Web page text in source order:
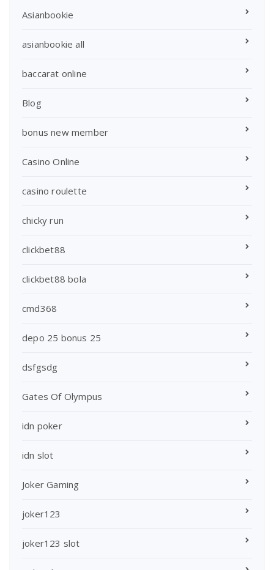
Asianbookie
asianbookie all
baccarat online
Blog
bonus new member
Casino Online
casino roulette
chicky run
clickbet88
clickbet88 bola
cmd368
depo 25 bonus 25
dsfgsdg
Gates Of Olympus
idn poker
idn slot
Joker Gaming
joker123
joker123 slot